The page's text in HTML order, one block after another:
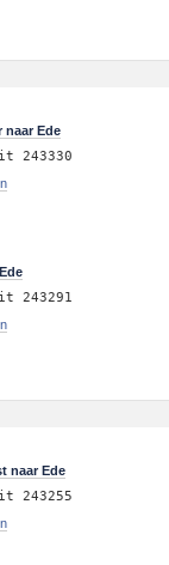
naar Ede
243330
243291
naar Ede
243255